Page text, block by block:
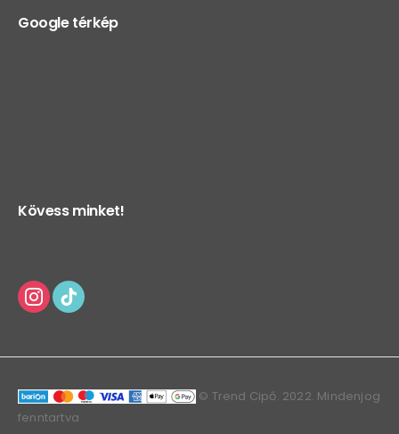
Google térkép
Kövess minket!
© Trend Cipő. 2022. Mindenjog
fenntartva